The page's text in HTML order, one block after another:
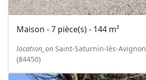
Maison - 7 pièce(s) - 144 m²
location_on Saint-Saturnin-lès-Avignon
(84450)